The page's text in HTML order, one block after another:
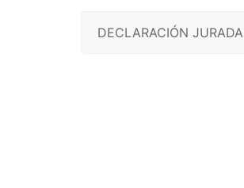
DECLARACIÓN JURADA